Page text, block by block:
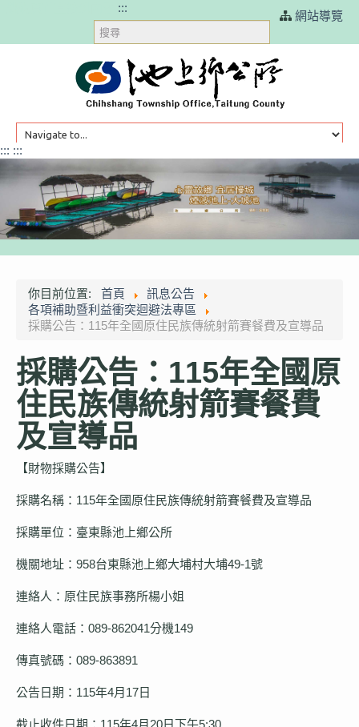
:::
網站導覽
搜
尋
HOME
訊息公告
本鄉簡介
公所介紹
防災專區
::: :::
你目前位置: 首頁
訊息公告
各項補助暨利益衝突迴避法專區
採購公告：115年全國原住民族傳統射箭賽餐費及宣導品
採購公告：115年全國原
住民族傳統射箭賽餐費
及宣導品
【財物採購公告】
採購名稱：115年全國原住民族傳統射箭賽餐費及宣導品
採購單位：臺東縣池上鄉公所
機關地址：958台東縣池上鄉大埔村大埔49-1號
連絡人：原住民族事務所楊小姐
連絡人電話：089-862041分機149
傳真號碼：089-863891
公告日期：115年4月17日